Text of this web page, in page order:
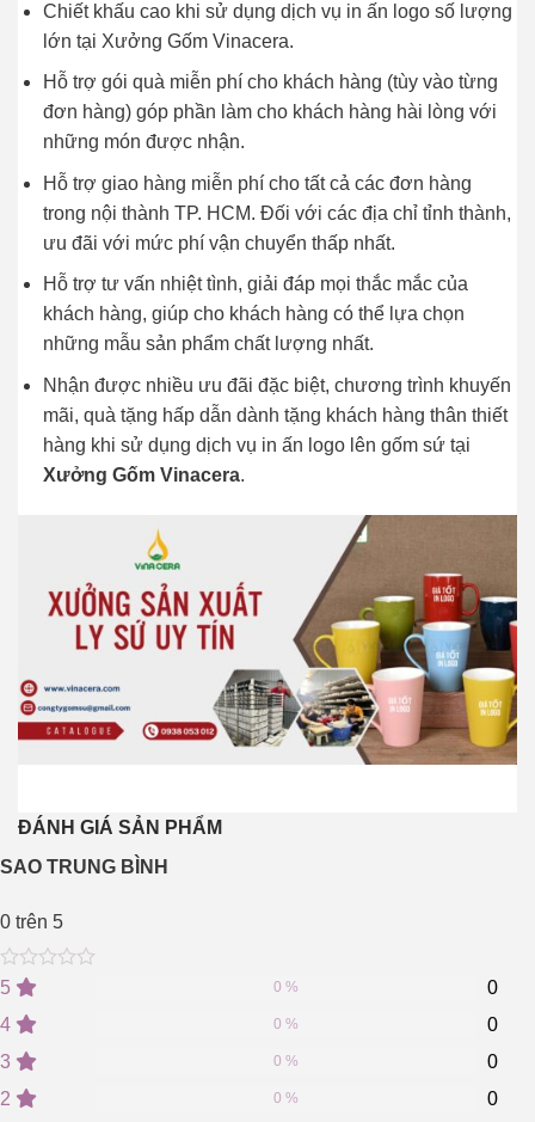
Chiết khấu cao khi sử dụng dịch vụ in ấn logo số lượng
lớn tại Xưởng Gốm Vinacera.
Hỗ trợ gói quà miễn phí cho khách hàng (tùy vào từng
đơn hàng) góp phần làm cho khách hàng hài lòng với
những món được nhận.
Hỗ trợ giao hàng miễn phí cho tất cả các đơn hàng
trong nội thành TP. HCM. Đối với các địa chỉ tỉnh thành,
ưu đãi với mức phí vận chuyển thấp nhất.
Hỗ trợ tư vấn nhiệt tình, giải đáp mọi thắc mắc của
khách hàng, giúp cho khách hàng có thể lựa chọn
những mẫu sản phẩm chất lượng nhất.
Nhận được nhiều ưu đãi đặc biệt, chương trình khuyến
mãi, quà tặng hấp dẫn dành tặng khách hàng thân thiết
hàng khi sử dụng dịch vụ in ấn logo lên gốm sứ tại
Xưởng Gốm Vinacera.
ĐÁNH GIÁ SẢN PHẨM
SAO TRUNG BÌNH
0 trên 5
0
of
5
on
0
ratings
5 0
0 %
4 0
0 %
3 0
0 %
2 0
0 %